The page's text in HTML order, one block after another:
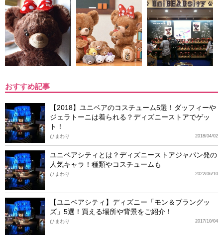
おすすめ記事
【2018】ユニベアのコスチューム5選！ダッフィーや
ジェラトーニは着られる？ディズニーストアでゲッ
ト！
2018/04/02
ひまわり
ユニベアシティとは？ディズニーストアジャパン発の
人気キャラ！種類やコスチュームも
2022/06/10
ひまわり
【ユニベアシティ】ディズニー「モン＆ブラングッ
ズ」5選！買える場所や背景をご紹介！
2017/10/04
ひまわり